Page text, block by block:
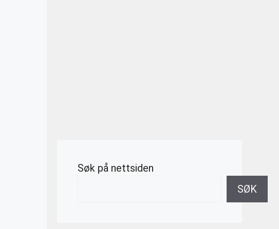
Søk på nettsiden
SØK